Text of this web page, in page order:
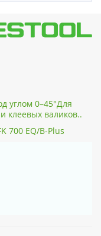
углом 0–45°Для
клеевых валиков..
700 EQ/B-Plus